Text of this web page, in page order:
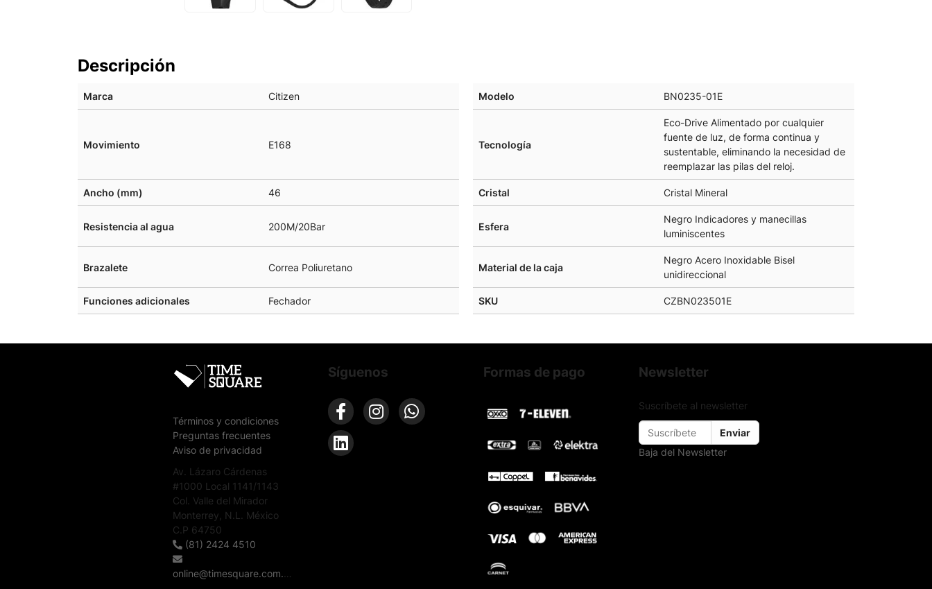
Descripción
Marca Citizen Modelo BN0235-01E
Movimiento E168 Tecnología
Eco-Drive Alimentado por cualquier
fuente de luz, de forma continua y
sustentable, eliminando la necesidad de
reemplazar las pilas del reloj.
Ancho (mm) 46 Cristal Cristal Mineral
Resistencia al agua 200M/20Bar Esfera
Negro Indicadores y manecillas
luminiscentes
Brazalete Correa Poliuretano Material de la caja
Negro Acero Inoxidable Bisel
unidireccional
Funciones adicionales Fechador SKU CZBN023501E
Términos y condiciones
Preguntas frecuentes
Aviso de privacidad
Av. Lázaro Cárdenas
#1000 Local 1141/1143
Col. Valle del Mirador
Monterrey, N.L. México
C.P 64750
(81) 2424 4510
online@timesquare.com.mx
Síguenos Formas de pago Newsletter
Suscríbete al newsletter
Enviar
Baja del Newsletter